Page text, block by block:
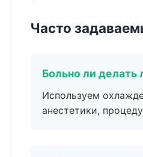
Часто
Больно ли делать
Используем
анестетики,